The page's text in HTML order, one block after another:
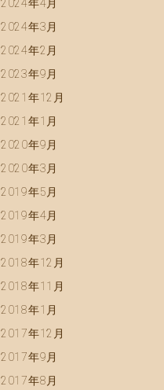
2024年4月
2024年3月
2024年2月
2023年9月
2021年12月
2021年1月
2020年9月
2020年3月
2019年5月
2019年4月
2019年3月
2018年12月
2018年11月
2018年1月
2017年12月
2017年9月
2017年8月